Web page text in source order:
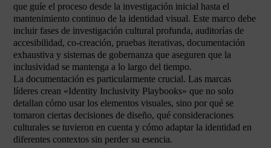
que guíe el proceso desde la investigación inicial hasta el
mantenimiento continuo de la identidad visual. Este marco debe
incluir fases de investigación cultural profunda, auditorías de
accesibilidad, co-creación, pruebas iterativas, documentación
exhaustiva y sistemas de gobernanza que aseguren que la
inclusividad se mantenga a lo largo del tiempo.
La documentación es particularmente crucial. Las marcas
líderes crean «Identity Inclusivity Playbooks» que no solo
detallan cómo usar los elementos visuales, sino por qué se
tomaron ciertas decisiones de diseño, qué consideraciones
culturales se tuvieron en cuenta y cómo adaptar la identidad en
diferentes contextos sin perder su esencia.